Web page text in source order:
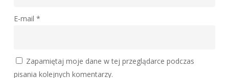
E-mail *
Zapamiętaj moje dane w tej przeglądarce podczas
pisania kolejnych komentarzy.